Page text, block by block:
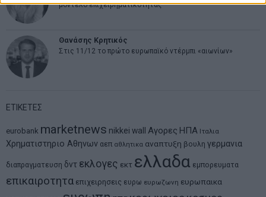
μοντέλο επιχειρηματικότητας
Θανάσης Κρητικός
Στις 11/12 το πρώτο ευρωπαϊκό ντέρμπι «αιωνίων»
ΕΤΙΚΕΤΕΣ
eurobank marketnews nikkei wall Αγορες ΗΠΑ Ιταλια
Χρηματιστηριο Αθηνων αεπ αθλητικα αναπτυξη βουλη γερμανια
διαπραγματευση δντ εκλογες εκτ ελλαδα εμπορευματα
επικαιροτητα επιχειρησεις ευρω ευρωζωνη ευρωπαικα